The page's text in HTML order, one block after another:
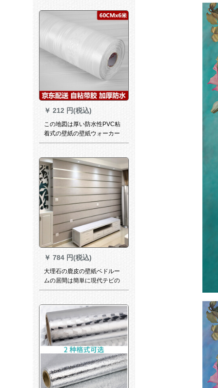
￥ 212 円(税込)
この地図は厚い防水性PVC粘
着式の壁紙の壁紙ウォーカー
紙のベトモアの居間寮の寝室
式经典のストレープの60
cm*6 mを貼ります。
￥ 784 円(税込)
大理石の鹿皮の壁紙ベドルー
ムの居間は簡単に現代テビの
背景の壁紙の横断幕の縞の壁